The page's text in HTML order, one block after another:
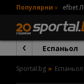
Популярни » efbet
Еспаньол
Sportal.bg Еспаньол